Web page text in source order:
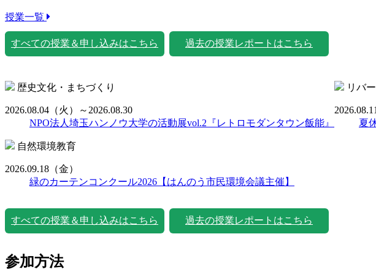
授業一覧
すべての授業＆申し込みはこちら 過去の授業レポートはこちら
歴史文化・まちづくり
2026.08.04 （火）
～2026.08.30
NPO法人埼玉ハンノウ大学の活動展vol.2『レトロモダンタウン飯能』
リバ
2026.08.11
夏
自然環境教育
2026.09.18 （金）
緑のカーテンコンクール2026【はんのう市民環境会議主催】
すべての授業＆申し込みはこちら 過去の授業レポートはこちら
参加方法